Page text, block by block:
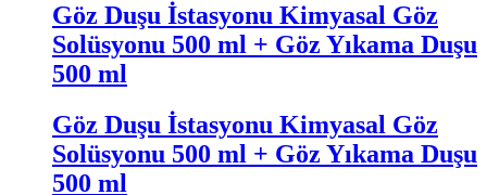
Göz Duşu İstasyonu Kimyasal Göz
Solüsyonu 500 ml + Göz Yıkama Duşu
500 ml
Göz Duşu İstasyonu Kimyasal Göz
Solüsyonu 500 ml + Göz Yıkama Duşu
500 ml